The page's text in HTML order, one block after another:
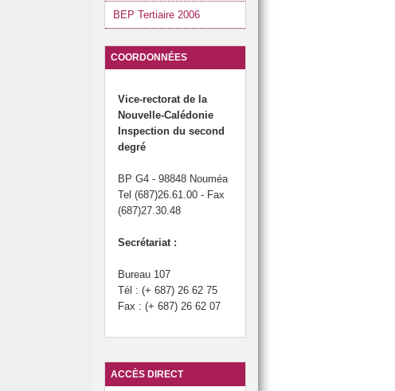
BEP Tertiaire 2006
COORDONNÉES
Vice-rectorat de la
Nouvelle-Calédonie
Inspection du second
degré
BP G4 - 98848 Nouméa
Tel (687)26.61.00 - Fax
(687)27.30.48
Secrétariat :
Bureau 107
Tél : (+ 687) 26 62 75
Fax : (+ 687) 26 62 07
ACCÈS DIRECT